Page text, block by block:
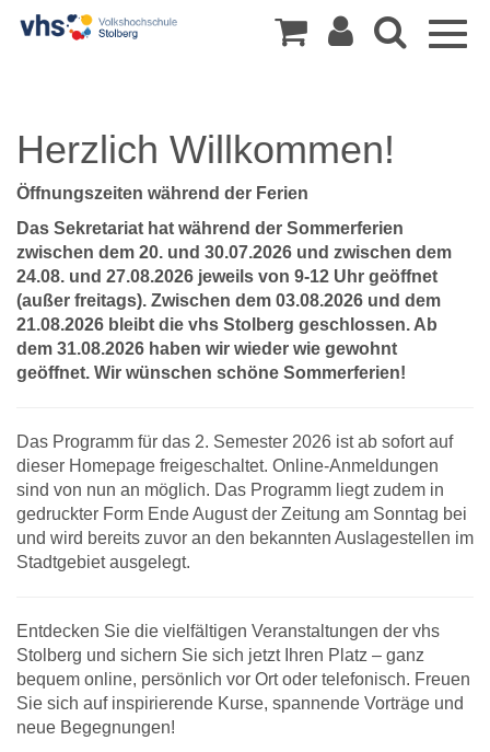
Herzlich Willkommen!
Öffnungszeiten während der Ferien
Das Sekretariat hat während der Sommerferien
zwischen dem 20. und 30.07.2026 und zwischen dem
24.08. und 27.08.2026 jeweils von 9-12 Uhr geöffnet
(außer freitags). Zwischen dem 03.08.2026 und dem
21.08.2026 bleibt die vhs Stolberg geschlossen. Ab
dem 31.08.2026 haben wir wieder wie gewohnt
geöffnet. Wir wünschen schöne Sommerferien!
Das Programm für das 2. Semester 2026 ist ab sofort auf
dieser Homepage freigeschaltet. Online-Anmeldungen
sind von nun an möglich. Das Programm liegt zudem in
gedruckter Form Ende August der Zeitung am Sonntag bei
und wird bereits zuvor an den bekannten Auslagestellen im
Stadtgebiet ausgelegt.
Entdecken Sie die vielfältigen Veranstaltungen der vhs
Stolberg und sichern Sie sich jetzt Ihren Platz – ganz
bequem online, persönlich vor Ort oder telefonisch. Freuen
Sie sich auf inspirierende Kurse, spannende Vorträge und
neue Begegnungen!